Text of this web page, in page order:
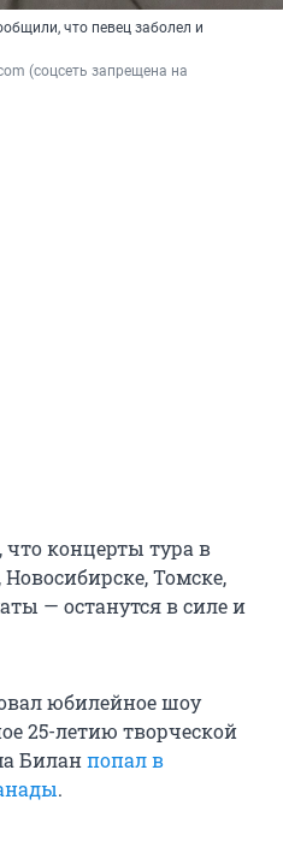
что певец заболел и
(соцсеть запрещена на
что концерты тура в
Томске,
— останутся в силе и
юбилейное шоу
25-летию творческой
Биланпопал в
.